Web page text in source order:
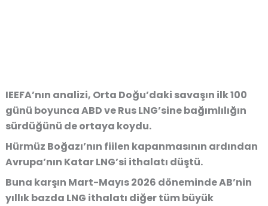
IEEFA’nın analizi, Orta Doğu’daki savaşın ilk 100
günü boyunca ABD ve Rus LNG’sine bağımlılığın
sürdüğünü de ortaya koydu.
Hürmüz Boğazı’nın fiilen kapanmasının ardından
Avrupa’nın Katar LNG’si ithalatı düştü.
Buna karşın Mart-Mayıs 2026 döneminde AB’nin
yıllık bazda LNG ithalatı diğer tüm büyük